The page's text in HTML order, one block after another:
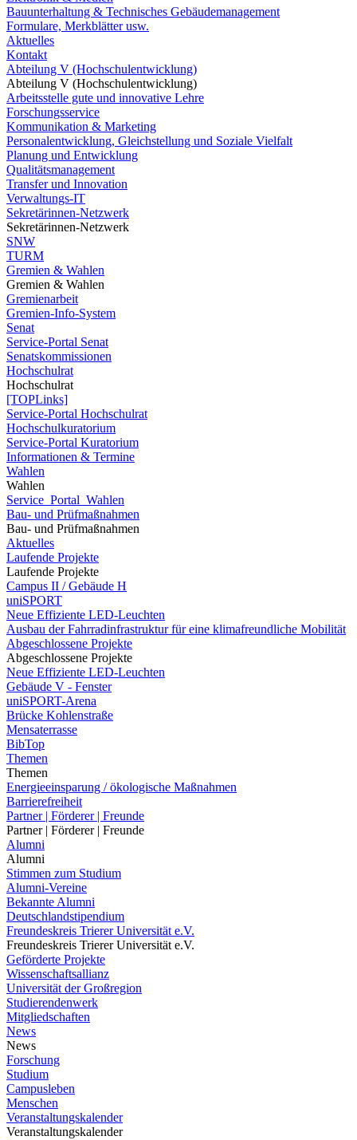
Bauunterhaltung & Technisches Gebäudemanagement
Formulare, Merkblätter usw.
Aktuelles
Kontakt
Abteilung V (Hochschulentwicklung)
Abteilung V (Hochschulentwicklung)
Arbeitsstelle gute und innovative Lehre
Forschungsservice
Kommunikation & Marketing
Personalentwicklung, Gleichstellung und Soziale Vielfalt
Planung und Entwicklung
Qualitätsmanagement
Transfer und Innovation
Verwaltungs-IT
Sekretärinnen-Netzwerk
Sekretärinnen-Netzwerk
SNW
TURM
Gremien & Wahlen
Gremien & Wahlen
Gremienarbeit
Gremien-Info-System
Senat
Service-Portal Senat
Senatskommissionen
Hochschulrat
Hochschulrat
[TOPLinks]
Service-Portal Hochschulrat
Hochschulkuratorium
Service-Portal Kuratorium
Informationen & Termine
Wahlen
Wahlen
Service_Portal_Wahlen
Bau- und Prüfmaßnahmen
Bau- und Prüfmaßnahmen
Aktuelles
Laufende Projekte
Laufende Projekte
Campus II / Gebäude H
uniSPORT
Neue Effiziente LED-Leuchten
Ausbau der Fahrradinfrastruktur für eine klimafreundliche Mobilität
Abgeschlossene Projekte
Abgeschlossene Projekte
Neue Effiziente LED-Leuchten
Gebäude V - Fenster
uniSPORT-Arena
Brücke Kohlenstraße
Mensaterrasse
BibTop
Themen
Themen
Energieeinsparung / ökologische Maßnahmen
Barrierefreiheit
Partner | Förderer | Freunde
Partner | Förderer | Freunde
Alumni
Alumni
Stimmen zum Studium
Alumni-Vereine
Bekannte Alumni
Deutschlandstipendium
Freundeskreis Trierer Universität e.V.
Freundeskreis Trierer Universität e.V.
Geförderte Projekte
Wissenschaftsallianz
Universität der Großregion
Studierendenwerk
Mitgliedschaften
News
News
Forschung
Studium
Campusleben
Menschen
Veranstaltungskalender
Veranstaltungskalender